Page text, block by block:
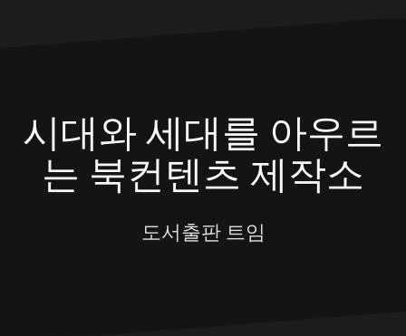
시대와 세대를 아우르
는 북컨텐츠 제작소
도서출판 트임